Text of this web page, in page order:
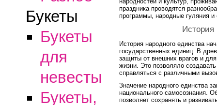
Букеты
Букеты
для
невесты
Букеты,
праздника проводятся
программы, народные гуляния
История
История народного единства
государственных единиц. В
защиты от внешних врагов и
жизни. Это позволяло
справляться с различными
Значение народного единства
национального самосознания.
позволяет сохранять и